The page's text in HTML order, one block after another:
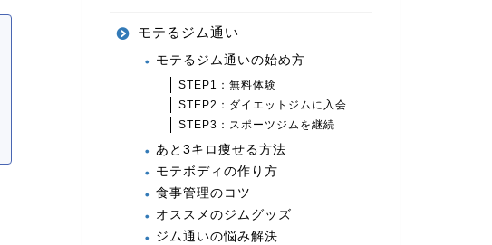
モテるジム通い
モテるジム通いの始め方
STEP1：無料体験
STEP2：ダイエットジムに入会
STEP3：スポーツジムを継続
あと3キロ痩せる方法
モテボディの作り方
食事管理のコツ
オススメのジムグッズ
ジム通いの悩み解決